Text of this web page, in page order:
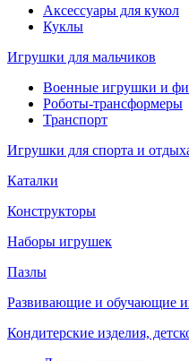
Аксессуары для кукол
Куклы
Игрушки для мальчиков
Военные игрушки и
Роботы-трансформеры
Транспорт
Игрушки для спорта и
Каталки
Конструкторы
Наборы игрушек
Пазлы
Развивающие и обучающие
Кондитерские изделия,